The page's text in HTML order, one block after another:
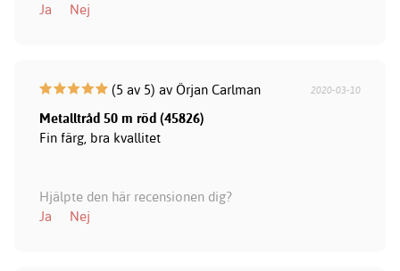
Ja
Nej
(5 av 5) av Örjan Carlman 2020-03-10
Metalltråd 50 m röd (45826)
Fin färg, bra kvallitet
Hjälpte den här recensionen dig?
Ja
Nej